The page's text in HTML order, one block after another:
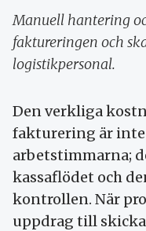
Manuell hantering
faktureringen och
logistikpersonal.
Den verkliga
fakturering är inte
arbetstimmarna;
kassaflödet och
kontrollen. När
uppdrag till